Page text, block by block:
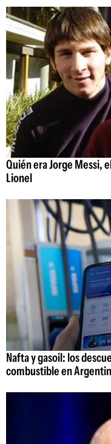
Quién era Jorge Messi,
Lionel
Nafta y gasoil: los
combustible en